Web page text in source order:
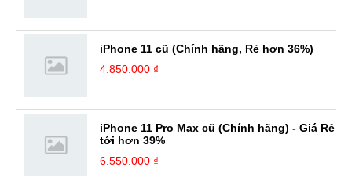
iPhone 11 cũ (Chính hãng, Rẻ hơn 36%)
4.850.000 ₫
iPhone 11 Pro Max cũ (Chính hãng) - Giá Rẻ
tới hơn 39%
6.550.000 ₫